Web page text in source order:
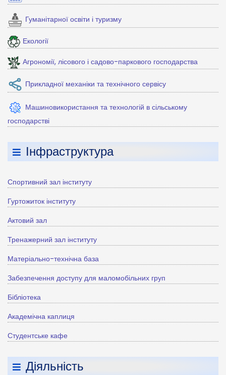
Гуманітарної освіти і туризму
Екології
Агрономії, лісового і садово-паркового господарства
Прикладної механіки та технічного сервісу
Машиновикористання та технологій в сільському
господарстві
Інфраструктура
Спортивний зал інституту
Гуртожиток інституту
Актовий зал
Тренажерний зал інституту
Матеріально-технічна база
Забезпечення доступу для маломобільних груп
Бібліотека
Академічна каплиця
Студентське кафе
Діяльність